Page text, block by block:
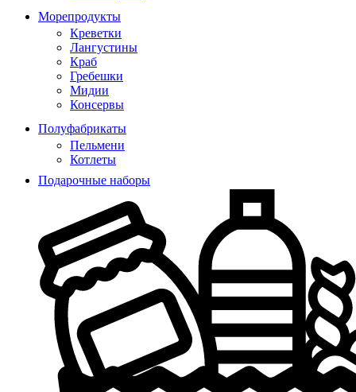
Морепродукты
Креветки
Лангустины
Краб
Гребешки
Мидии
Консервы
Полуфабрикаты
Пельмени
Котлеты
Подарочные наборы